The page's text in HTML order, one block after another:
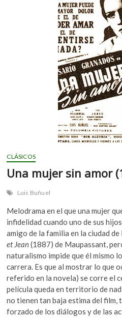
CLÁSICOS
Una mujer sin amor
Luis Buñuel
Melodrama en el que una mujer
infidelidad cuando uno de sus
amigo de la familia en la ciudad
et Jean(1887) de Maupassant,
naturalismo impide que él mismo
carrera. Es que al mostrar lo que
referido en la novela) se corre el
película queda en territorio de
no tienen tan baja estima del film,
forzado de los diálogos y de las